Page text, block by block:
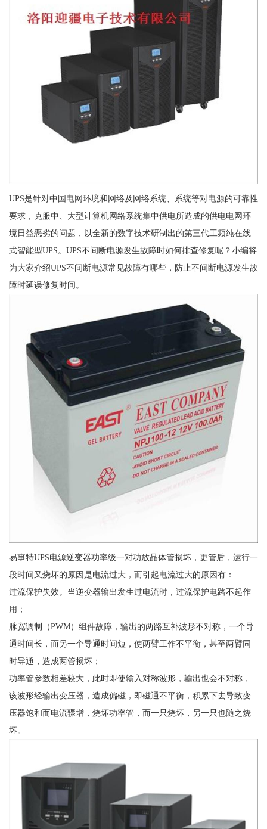
UPS是针对中国电网环境和网络及网络系统、系统等对电源的可靠性
要求，克服中、大型计算机网络系统集中供电所造成的供电电网环
境日益恶劣的问题，以全新的数字技术研制出的第三代工频纯在线
式智能型UPS。UPS不间断电源发生故障时如何排查修复呢？小编将
为大家介绍UPS不间断电源常见故障有哪些，防止不间断电源发生故
障时延误修复时间。
易事特UPS电源逆变器功率级一对功放晶体管损坏，更管后，运行一
段时间又烧坏的原因是电流过大，而引起电流过大的原因有：
过流保护失效。当逆变器输出发生过电流时，过流保护电路不起作
用；
脉宽调制（PWM）组件故障，输出的两路互补波形不对称，一个导
通时间长，而另一个导通时间短，使两臂工作不平衡，甚至两臂同
时导通，造成两管损坏；
功率管参数相差较大，此时即使输入对称波形，输出也会不对称，
该波形经输出变压器，造成偏磁，即磁通不平衡，积累下去导致变
压器饱和而电流骤增，烧坏功率管，而一只烧坏，另一只也随之烧
坏。